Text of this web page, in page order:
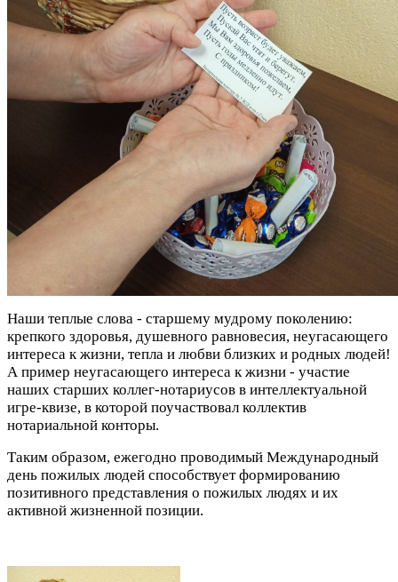
Наши теплые слова - старшему мудрому поколению:
крепкого здоровья, душевного равновесия, неугасающего
интереса к жизни, тепла и любви близких и родных людей!
А пример неугасающего интереса к жизни - участие
наших старших коллег-нотариусов в интеллектуальной
игре-квизе, в которой поучаствовал коллектив
нотариальной конторы.
Таким образом, ежегодно проводимый Международный
день пожилых людей способствует формированию
позитивного представления о пожилых людях и их
активной жизненной позиции.